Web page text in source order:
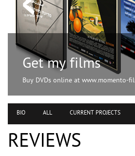
Get my films
Buy DVDs online at www.momento-
BIO ALL CURRENT PROJECTS
REVIEWS